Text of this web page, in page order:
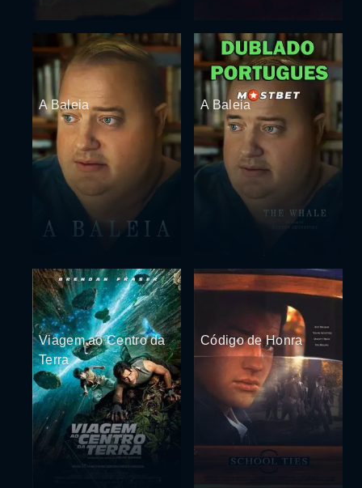
A Baleia A Baleia
Viagem ao Centro da
Terra
Código de Honra